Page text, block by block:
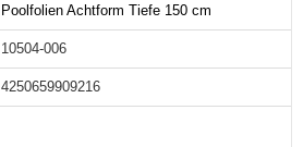
Poolfolien Achtform Tiefe 150 cm
10504-006
4250659909216